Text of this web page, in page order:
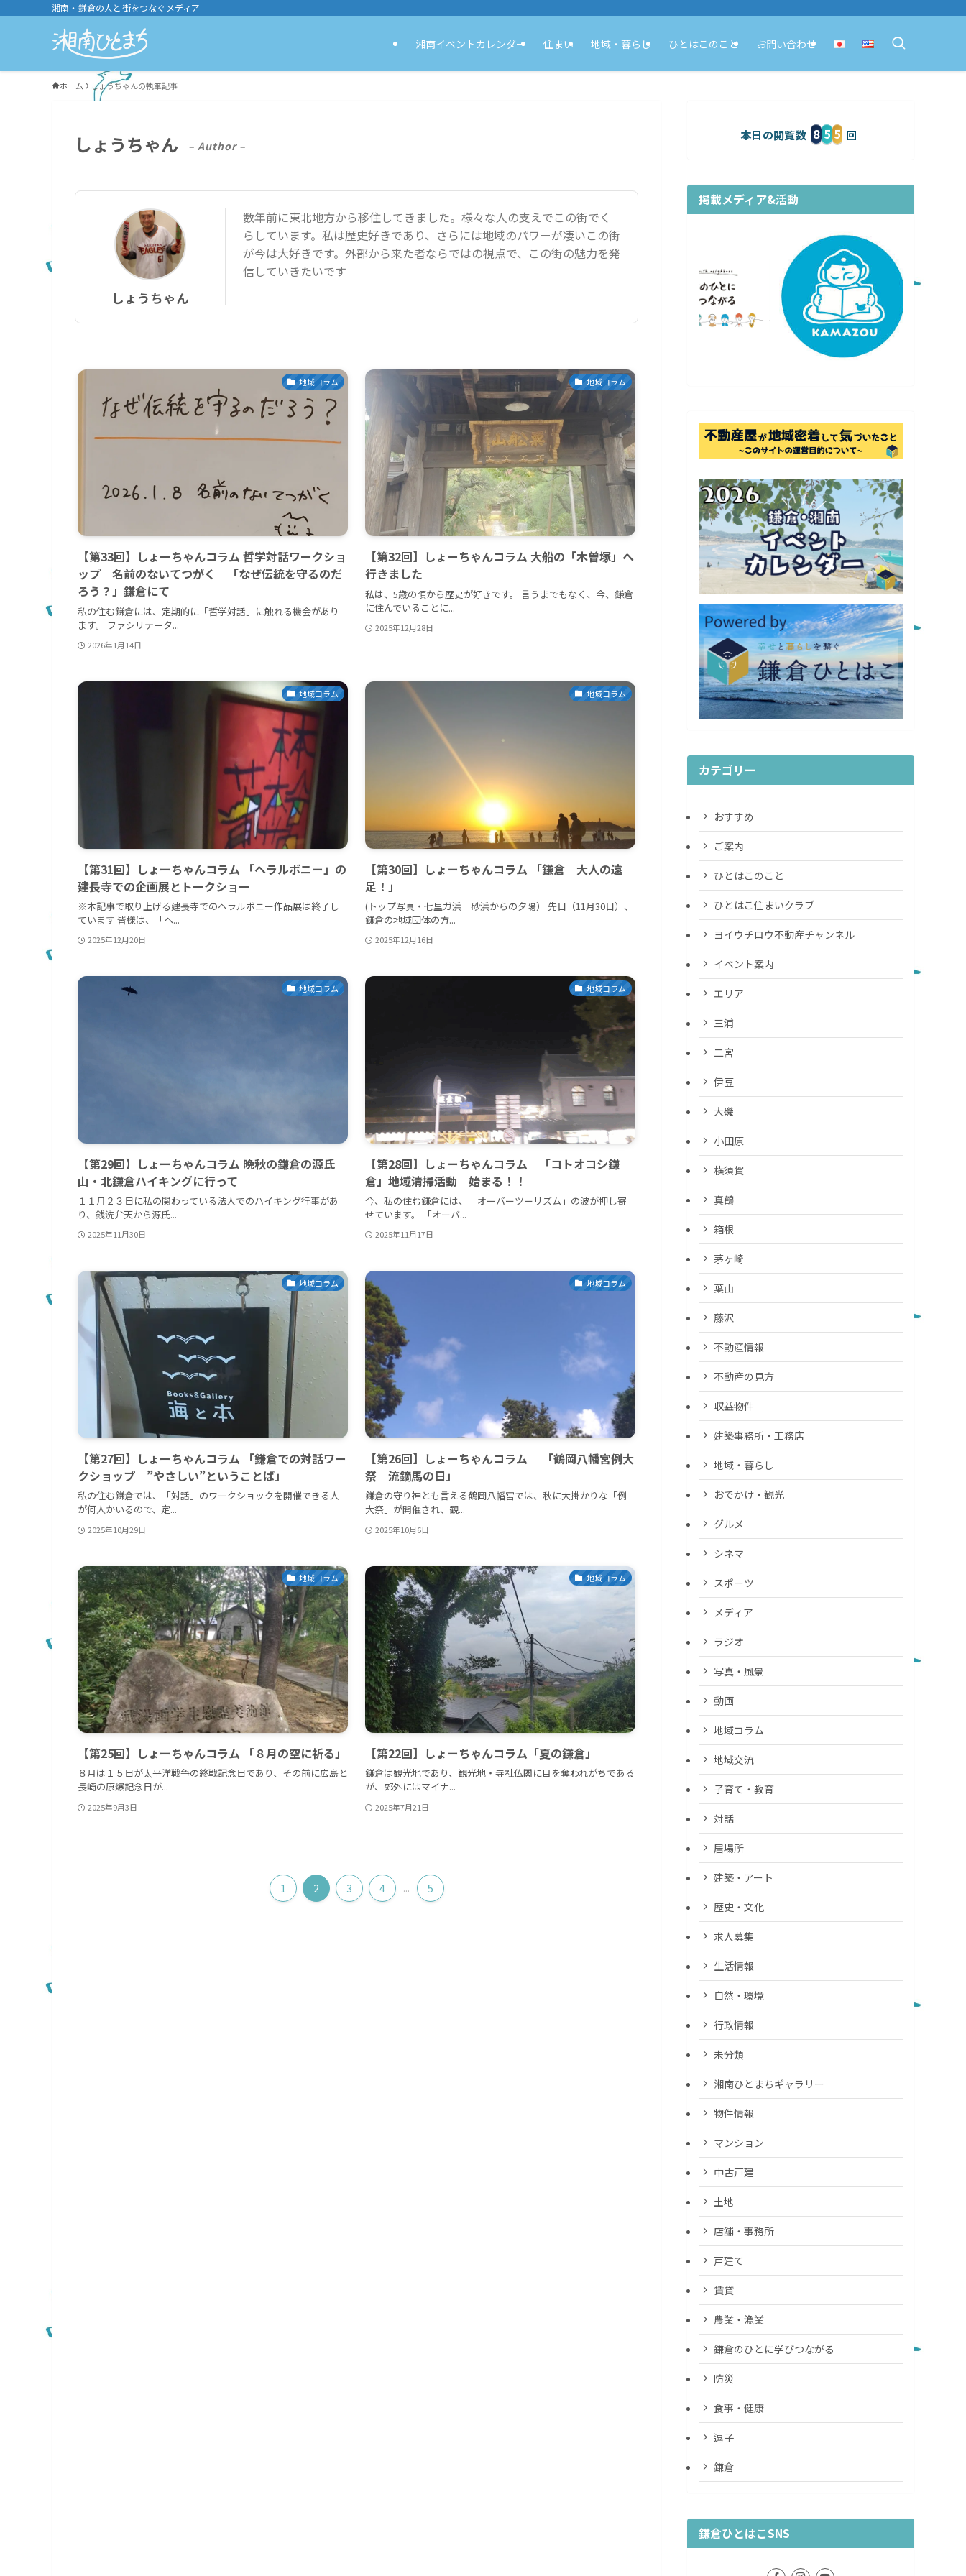
湘南・鎌倉の人と街をつなぐメディア
湘南イベントカレンダー 住まい 地域・暮らし ひとはこのこと お問い合わせ
ホーム しょうちゃんの執筆記事
しょうちゃん – Author –
しょうちゃん
数年前に東北地方から移住してきました。様々な人の支えでこの街でく
らしています。私は歴史好きであり、さらには地域のパワーが凄いこの街
が今は大好きです。外部から来た者ならではの視点で、この街の魅力を発
信していきたいです
地域コラム
【第33回】しょーちゃんコラム 哲学対話ワークショ
ップ 名前のないてつがく 「なぜ伝統を守るのだ
ろう？」鎌倉にて
私の住む鎌倉には、定期的に「哲学対話」に触れる機会があり
ます。 ファシリテータ...
2026年1月14日
地域コラム
【第32回】しょーちゃんコラム 大船の「木曽塚」へ
行きました
私は、5歳の頃から歴史が好きです。 言うまでもなく、今、鎌倉
に住んでいることに...
2025年12月28日
地域コラム
【第31回】しょーちゃんコラム 「ヘラルボニー」の
建長寺での企画展とトークショー
※本記事で取り上げる建長寺でのヘラルボニー作品展は終了し
ています 皆様は、「ヘ...
2025年12月20日
地域コラム
【第30回】しょーちゃんコラム 「鎌倉 大人の遠
足！」
(トップ写真・七里ガ浜 砂浜からの夕陽） 先日（11月30日）、
鎌倉の地域団体の方...
2025年12月16日
地域コラム
【第29回】しょーちゃんコラム 晩秋の鎌倉の源氏
山・北鎌倉ハイキングに行って
１１月２３日に私の関わっている法人でのハイキング行事があ
り、銭洗弁天から源氏...
2025年11月30日
地域コラム
【第28回】しょーちゃんコラム 「コトオコシ鎌
倉」地域清掃活動 始まる！！
今、私の住む鎌倉には、「オーバーツーリズム」の波が押し寄
せています。 「オーバ...
2025年11月17日
地域コラム
【第27回】しょーちゃんコラム 「鎌倉での対話ワー
クショップ ”やさしい”ということば」
私の住む鎌倉では、「対話」のワークショックを開催できる人
が何人かいるので、定...
2025年10月29日
地域コラム
【第26回】しょーちゃんコラム 「鶴岡八幡宮例大
祭 流鏑馬の日」
鎌倉の守り神とも言える鶴岡八幡宮では、秋に大掛かりな「例
大祭」が開催され、観...
2025年10月6日
地域コラム
【第25回】しょーちゃんコラム 「８月の空に祈る」
８月は１５日が太平洋戦争の終戦記念日であり、その前に広島と
長崎の原爆記念日が...
2025年9月3日
地域コラム
【第22回】しょーちゃんコラム「夏の鎌倉」
鎌倉は観光地であり、観光地・寺社仏閣に目を奪われがちである
が、郊外にはマイナ...
2025年7月21日
1 2 3 4 ... 5
本日の閲覧数 8 5 5
掲載メディア&活動
カテゴリー
おすすめ
ご案内
ひとはこのこと
ひとはこ住まいクラブ
ヨイウチロウ不動産チャンネル
イベント案内
エリア
三浦
二宮
伊豆
大磯
小田原
横須賀
真鶴
箱根
茅ヶ崎
葉山
藤沢
不動産情報
不動産の見方
収益物件
建築事務所・工務店
地域・暮らし
おでかけ・観光
グルメ
シネマ
スポーツ
メディア
ラジオ
写真・風景
動画
地域コラム
地域交流
子育て・教育
対話
居場所
建築・アート
歴史・文化
求人募集
生活情報
自然・環境
行政情報
未分類
湘南ひとまちギャラリー
物件情報
マンション
中古戸建
土地
店舗・事務所
戸建て
賃貸
農業・漁業
鎌倉のひとに学びつながる
防災
食事・健康
逗子
鎌倉
鎌倉ひとはこSNS